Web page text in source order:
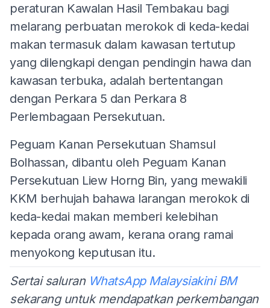
peraturan Kawalan Hasil Tembakau bagi
melarang perbuatan merokok di keda-kedai
makan termasuk dalam kawasan tertutup
yang dilengkapi dengan pendingin hawa dan
kawasan terbuka, adalah bertentangan
dengan Perkara 5 dan Perkara 8
Perlembagaan Persekutuan.
Peguam Kanan Persekutuan Shamsul
Bolhassan, dibantu oleh Peguam Kanan
Persekutuan Liew Horng Bin, yang mewakili
KKM berhujah bahawa larangan merokok di
keda-kedai makan memberi kelebihan
kepada orang awam, kerana orang ramai
menyokong keputusan itu.
Sertai saluran WhatsApp Malaysiakini BM
sekarang untuk mendapatkan perkembangan